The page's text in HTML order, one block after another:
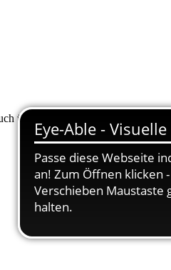
über "Suche" nach Ihrem